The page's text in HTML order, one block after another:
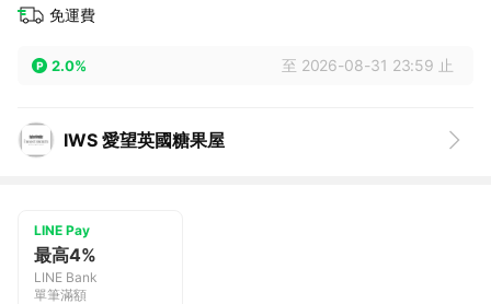
免運費
2.0% 至 2026-08-31 23:59 止
IWS 愛望英國糖果屋
LINE Pay
最高4%
LINE Bank
單筆滿額